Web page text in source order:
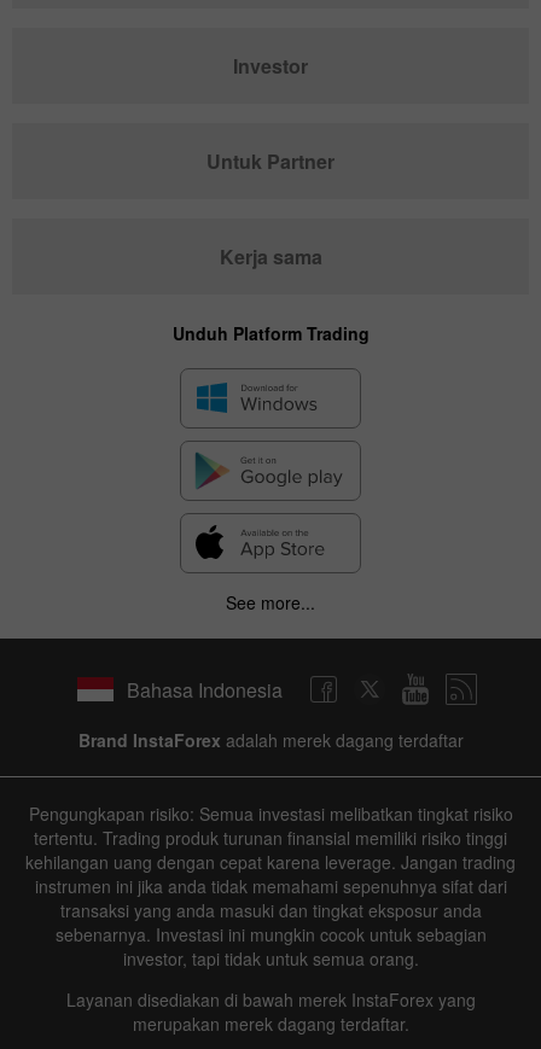
Investor
Untuk Partner
Kerja sama
Unduh Platform Trading
See more...
Bahasa Indonesia
Brand InstaForex adalah merek dagang terdaftar
Pengungkapan risiko: Semua investasi melibatkan tingkat risiko
tertentu. Trading produk turunan finansial memiliki risiko tinggi
kehilangan uang dengan cepat karena leverage. Jangan trading
instrumen ini jika anda tidak memahami sepenuhnya sifat dari
transaksi yang anda masuki dan tingkat eksposur anda
sebenarnya. Investasi ini mungkin cocok untuk sebagian
investor, tapi tidak untuk semua orang.
Layanan disediakan di bawah merek InstaForex yang
merupakan merek dagang terdaftar.